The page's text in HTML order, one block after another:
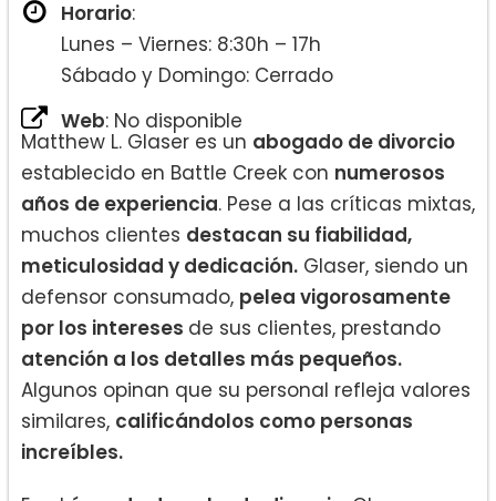
Horario:
Lunes – Viernes: 8:30h – 17h
Sábado y Domingo: Cerrado
Web: No disponible
Matthew L. Glaser es un abogado de divorcio
establecido en Battle Creek con numerosos
años de experiencia. Pese a las críticas mixtas,
muchos clientes destacan su fiabilidad,
meticulosidad y dedicación. Glaser, siendo un
defensor consumado, pelea vigorosamente
por los intereses de sus clientes, prestando
atención a los detalles más pequeños.
Algunos opinan que su personal refleja valores
similares, calificándolos como personas
increíbles.